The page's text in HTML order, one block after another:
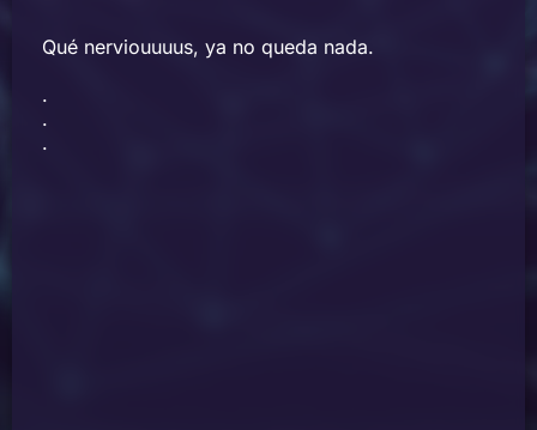
Qué nerviouuuus, ya no queda nada.
.
.
.